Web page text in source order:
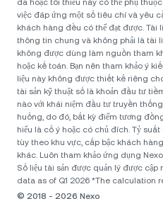
đa hoặc tối thiểu này có thể phụ
việc đáp ứng một số tiêu chí và yêu
khách hàng đều có thể đạt được. Tài
thông tin chung và không phải là tài
không được dùng làm nguồn tham
hoặc kế toán. Bạn nên tham khảo ý
liệu này không được thiết kế riêng
tài sản kỹ thuật số là khoản đầu tư
nào với khái niệm đầu tư truyền
huống, do đó, bất kỳ điểm tương
hiểu là cố ý hoặc có chủ đích. Tỷ
tùy theo khu vực, cấp bậc khách
khác. Luôn tham khảo ứng dụng
Số liệu tài sản được quản lý được
data as of Q1 2026 *The calculation
© 2018 - 2026 Nexo